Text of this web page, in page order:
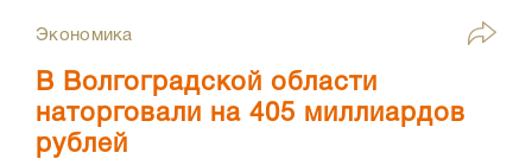
Экономика
В Волгоградской области
наторговали на 405 миллиардов
рублей